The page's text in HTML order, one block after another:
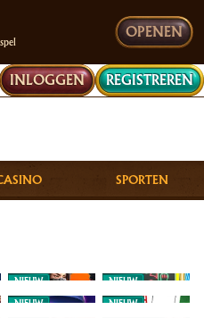
OPENEN
INLOGGEN REGISTREREN
SPORTEN
NIEUW
NIEUW
NIEUW
NIEUW